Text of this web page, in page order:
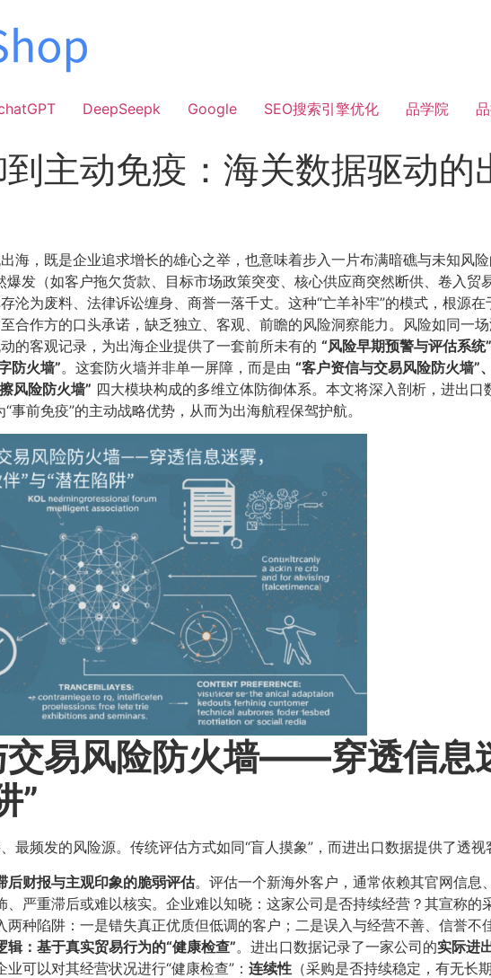
DeepSeepk Google SEO搜索引擎优化 品学院
主动免疫：海关数据驱动
海，既是企业追求增长的雄心之举，也意味着步入一片布满暗礁与未知风
爆发（如客户拖欠货款、目标市场政策突变、核心供应商突然断供、卷入
为废料、法律诉讼缠身、商誉一落千丈。这种“亡羊补牢”的模式，根源
合作方的口头承诺，缺乏独立、客观、前瞻的风险洞察能力。风险如同一
的客观记录，为出海企业提供了一套前所未有的 ​“风险早期预警与评估系统”​
防火墙”​​。这套防火墙并非单一屏障，而是由 ​“客户资信与交易风险防火墙”
风险防火墙”​ 四大模块构成的多维立体防御体系。本文将深入剖析，进出
事前免疫”的主动战略优势，从而为出海航程保驾护航。
易风险防火墙——穿透信息
”​
最频发的风险源。传统评估方式如同“盲人摸象”，而进出口数据提供了透视
后财报与主观印象的脆弱评估。评估一个新海外客户，通常依赖其官网信息
、严重滞后或难以核实。企业难以知晓：这家公司是否持续经营？其宣称
两种陷阱：一是错失真正优质但低调的客户；二是误入与经营不善、信誉不
辑：基于真实贸易行为的“健康检查”​​。进出口数据记录了一家公司的实际进
可以对其经营状况进行“健康检查”：​ 连续性 （采购是否持续稳定，有无长